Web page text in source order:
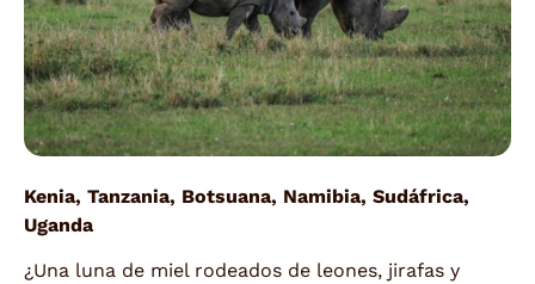
Kenia, Tanzania, Botsuana, Namibia, Sudáfrica,
Uganda
¿Una luna de miel rodeados de leones, jirafas y